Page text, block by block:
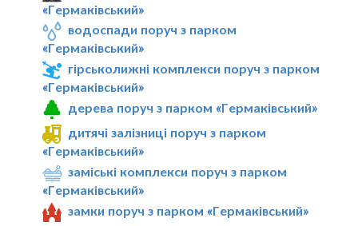
«Гермаківський»
водоспади поруч з парком
«Гермаківський»
гірськолижні комплекси поруч з парком
«Гермаківський»
дерева поруч з парком «Гермаківський»
дитячі залізниці поруч з парком
«Гермаківський»
заміські комплекси поруч з парком
«Гермаківський»
замки поруч з парком «Гермаківський»